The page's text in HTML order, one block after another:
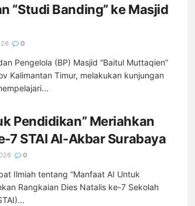
“Studi Banding” ke Masjid
0
Pengelola (BP) Masjid “Baitul Muttaqien”
Kalimantan Timur, melakukan kunjungan
Pendidikan” Meriahkan
7 STAI Al-Akbar Surabaya
0
Ilmiah tentang “Manfaat AI Untuk
Rangkaian Dies Natalis ke-7 Sekolah